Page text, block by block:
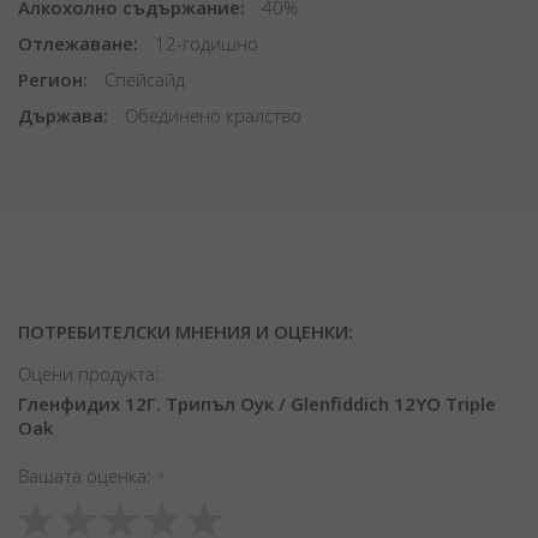
Алкохолно съдържание
40%
Отлежаване
12-годишно
Регион
Спейсайд
Държава
Обединено кралство
ПОТРЕБИТЕЛСКИ МНЕНИЯ И ОЦЕНКИ:
Оцени продукта:
Гленфидих 12Г. Трипъл Оук / Glenfiddich 12YO Triple
Oak
Вашата оценка